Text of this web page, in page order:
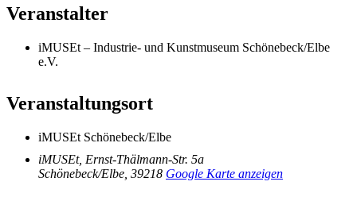
Veranstalter
iMUSEt – Industrie- und Kunstmuseum Schönebeck/Elbe
e.V.
Veranstaltungsort
iMUSEt Schönebeck/Elbe
iMUSEt, Ernst-Thälmann-Str. 5a
Schönebeck/Elbe 39218 Google Karte anzeigen